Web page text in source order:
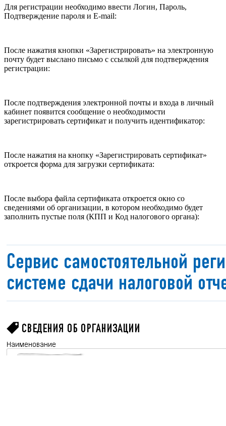
Для регистрации необходимо ввести Логин, Пароль,
Подтверждение пароля и E-mail:
После нажатия кнопки «Зарегистрировать» на электронную
почту будет выслано письмо с ссылкой для подтверждения
регистрации:
После подтверждения электронной почты и входа в личный
кабинет появится сообщение о необходимости
зарегистрировать сертификат и получить идентификатор:
После нажатия на кнопку «Зарегистрировать сертификат»
откроется форма для загрузки сертификата:
После выбора файла сертификата откроется окно со
сведениями об организации, в котором необходимо будет
заполнить пустые поля (КПП и Код налогового органа):